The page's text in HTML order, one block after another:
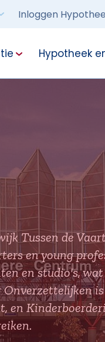
Inloggen
Hypotheek
Tussen de
en young
en studio's,
en